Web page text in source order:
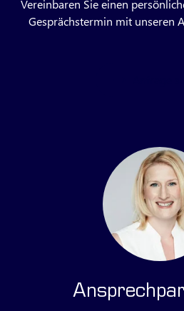
Vereinbaren Sie einen
Gesprächstermin mit unseren